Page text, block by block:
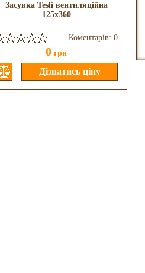
Засувка Tesli вентиляційна
125x360
Коментарів: 0
0 грн